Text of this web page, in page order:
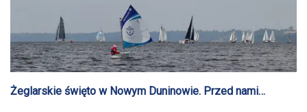
Żeglarskie święto w Nowym Duninowie. Przed nami